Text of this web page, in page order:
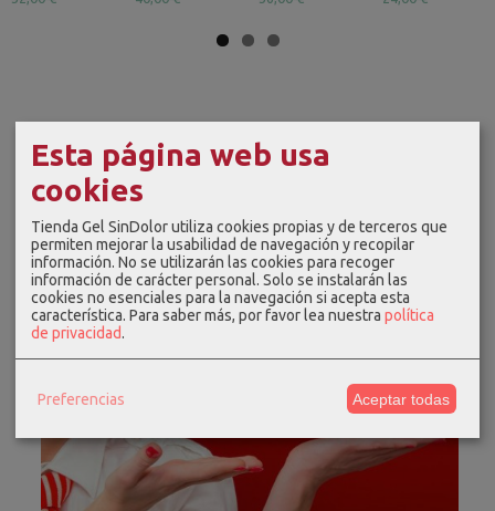
Esta página web usa
cookies
Tienda Gel SinDolor utiliza cookies propias y de terceros que
permiten mejorar la usabilidad de navegación y recopilar
información. No se utilizarán las cookies para recoger
información de carácter personal. Solo se instalarán las
cookies no esenciales para la navegación si acepta esta
característica. Para saber más, por favor lea nuestra política
de privacidad.
Preferencias Aceptar todas